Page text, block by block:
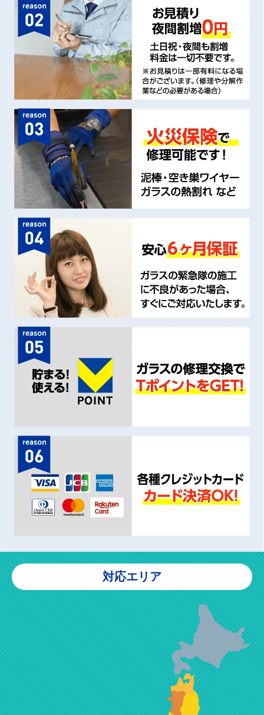
対応エリア